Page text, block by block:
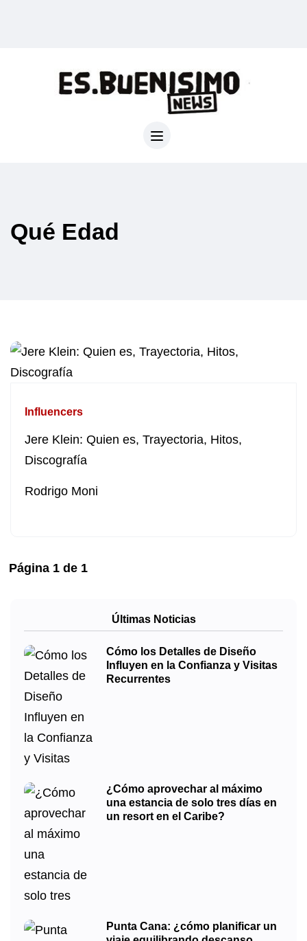
Qué Edad
Influencers
Jere Klein: Quien es, Trayectoria, Hitos,
Discografía
Rodrigo Moni
Página 1 de 1
Últimas Noticias
Cómo los Detalles de Diseño
Influyen en la Confianza y Visitas
Recurrentes
¿Cómo aprovechar al máximo
una estancia de solo tres días en
un resort en el Caribe?
Punta Cana: ¿cómo planificar un